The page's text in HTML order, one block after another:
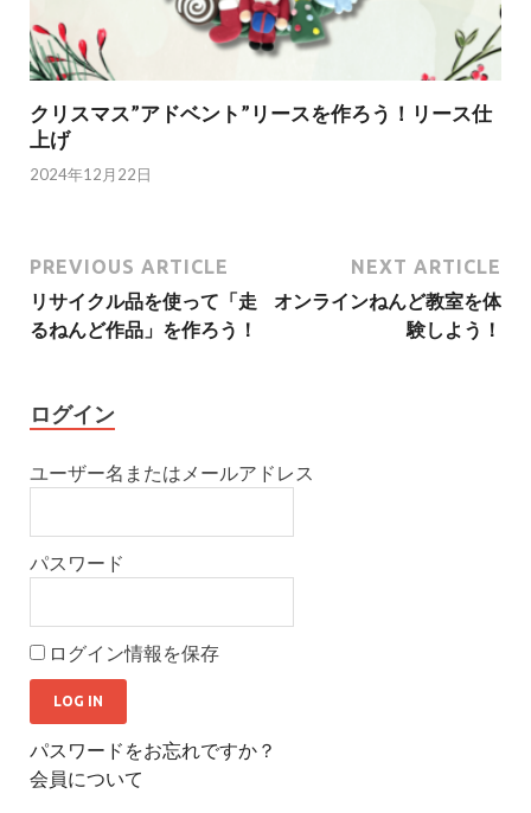
クリスマス”アドベント”リースを作ろう！リース仕
上げ
2024年12月22日
PREVIOUS ARTICLE
リサイクル品を使って「走
るねんど作品」を作ろう！
NEXT ARTICLE
オンラインねんど教室を体
験しよう！
ログイン
ユーザー名またはメールアドレス
パスワード
ログイン情報を保存
パスワードをお忘れですか？
会員について